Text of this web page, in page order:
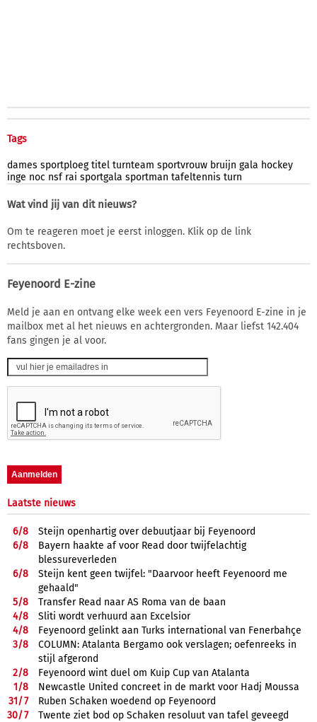
Tags
dames sportploeg titel turnteam sportvrouw bruijn gala hockey
inge noc nsf rai sportgala sportman tafeltennis turn
Wat vind jij van dit nieuws?
Om te reageren moet je eerst inloggen. Klik op de link
rechtsboven.
Feyenoord E-zine
Meld je aan en ontvang elke week een vers Feyenoord E-zine in je
mailbox met al het nieuws en achtergronden. Maar liefst 142.404
fans gingen je al voor.
Laatste nieuws
6/8
Steijn openhartig over debuutjaar bij Feyenoord
6/8
Bayern haakte af voor Read door twijfelachtig
blessureverleden
6/8
Steijn kent geen twijfel: "Daarvoor heeft Feyenoord me
gehaald"
5/8
Transfer Read naar AS Roma van de baan
4/8
Sliti wordt verhuurd aan Excelsior
4/8
Feyenoord gelinkt aan Turks international van Fenerbahçe
3/8
COLUMN: Atalanta Bergamo ook verslagen; oefenreeks in
stijl afgerond
2/8
Feyenoord wint duel om Kuip Cup van Atalanta
1/8
Newcastle United concreet in de markt voor Hadj Moussa
31/7
Ruben Schaken woedend op Feyenoord
30/7
Twente ziet bod op Schaken resoluut van tafel geveegd